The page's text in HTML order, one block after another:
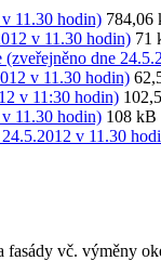
11.30 hodin) 784,06
v 11.30 hodin) 71
dne
v 11.30 hodin)
v 11:30 hodin)
11.30 hodin) 108 kB
v 11.30
fasády vč. výměny